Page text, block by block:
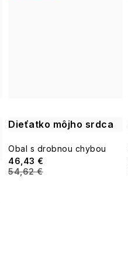
Dieťatko môjho srdca
Obal s drobnou chybou
46,43 €
54,62 €